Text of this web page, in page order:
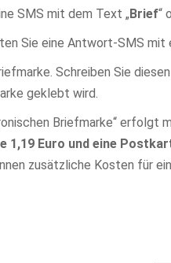
SMS mit dem Text „ Brief“
Sie eine Antwort-SMS mit
Schreiben Sie
geklebt wird.
Briefmarke“ erfolgt
Euro und eine
zusätzliche Kosten für